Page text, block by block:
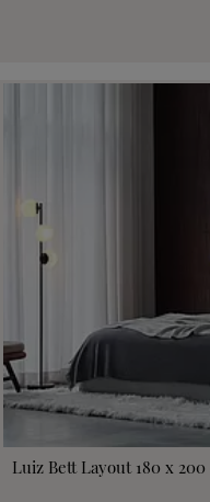
Luiz Bett Layout 180 x